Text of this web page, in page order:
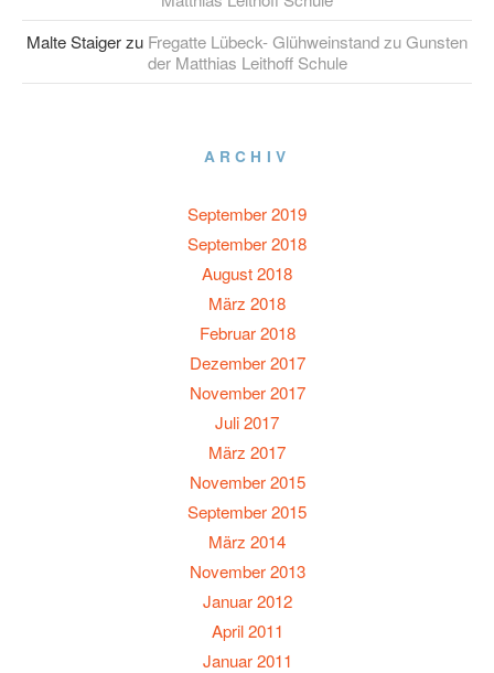
Malte Staigerzu Fregatte Lübeck- Glühweinstand zu Gunsten
der Matthias Leithoff Schule
ARCHIV
September 2019
September 2018
August 2018
März 2018
Februar 2018
Dezember 2017
November 2017
Juli 2017
März 2017
November 2015
September 2015
März 2014
November 2013
Januar 2012
April 2011
Januar 2011